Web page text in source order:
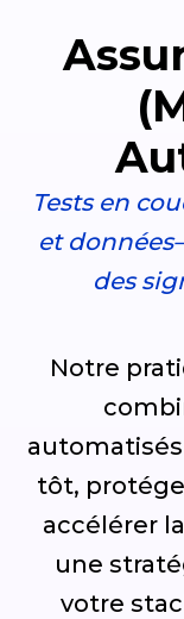
Tests en
et
des
Notre
tôt,
accélérer
une
votre